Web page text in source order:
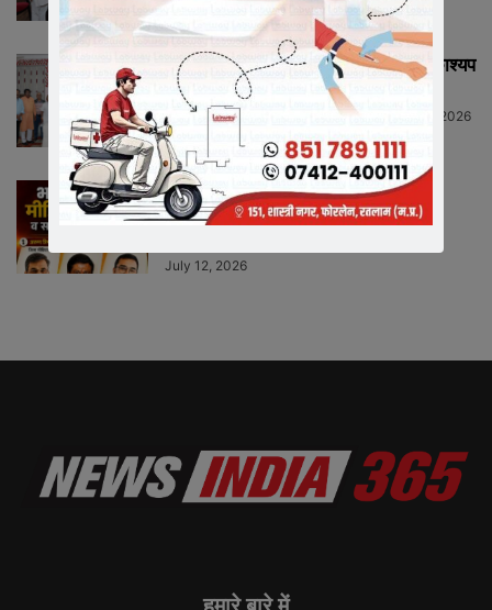
राष्ट्रीय कार्याध्यक्ष व कैबिनेट मंत्री चेतन्य काश्यप
ने किया क्रीड़ा-भारती की...
HIGHLIGHTS Neeraj Barmecha July 12, 2026
भारतीय जनता पार्टी रतलाम जिले में नई
जिम्मेदारियों का ऐलान, ...
July 12, 2026